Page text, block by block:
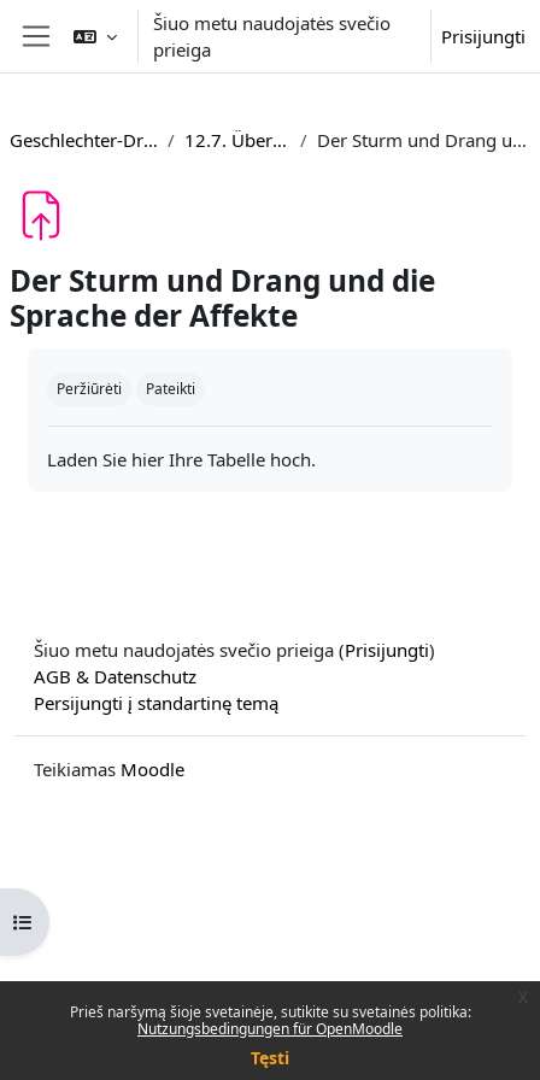
Pereiti į pagrindinį turinį
Prieš naršymą šioje svetainėje, sutikite su svetainės politika:
Nutzungsbedingungen für OpenMoodle
Tęsti
Šoninis skydelis
Šiuo metu naudojatės svečio
prieiga
Prisijungti
Atverti kurso rodyklę
Geschlechter-Dramen 1600-1800 12.7. Überblick Aufgaben Der Sturm und Drang und die Sprache der Affekte
Der Sturm und Drang und die
Sprache der Affekte
Peržiūrėti Pateikti
Laden Sie hier Ihre Tabelle hoch.
Šiuo metu naudojatės svečio prieiga (Prisijungti)
AGB & Datenschutz
Persijungti į standartinę temą
Teikiamas Moodle